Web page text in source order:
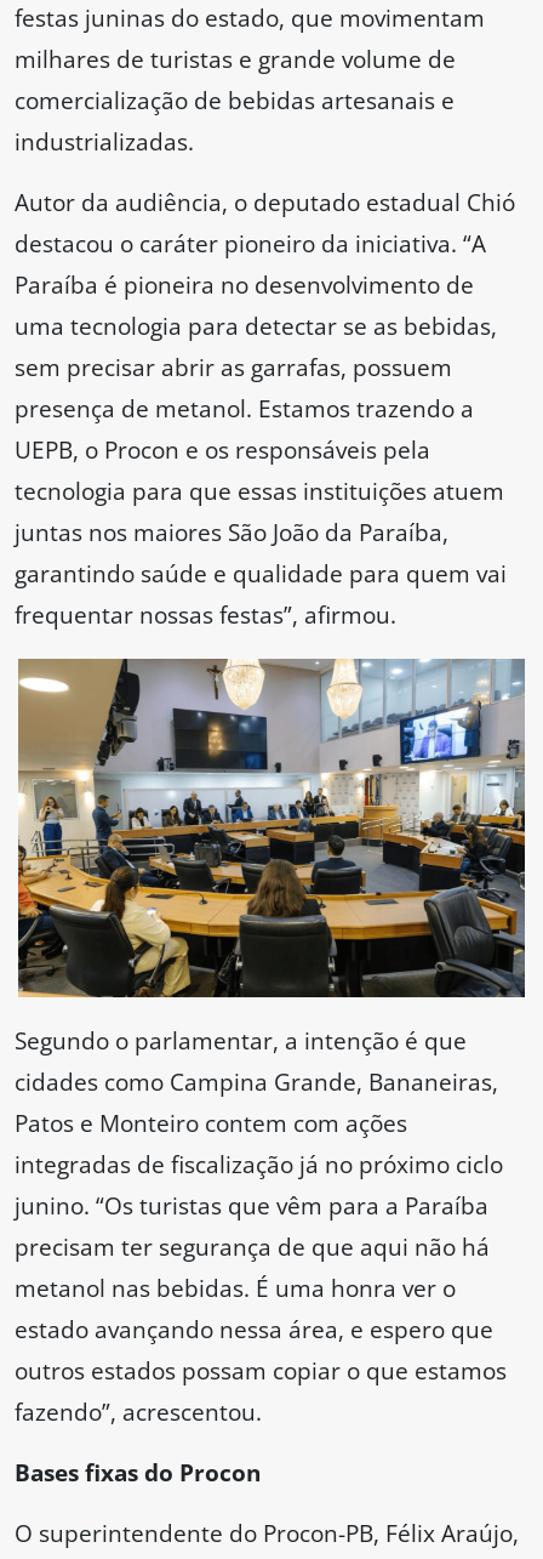
festas juninas do estado, que movimentam
milhares de turistas e grande volume de
comercialização de bebidas artesanais e
industrializadas.
Autor da audiência, o deputado estadual Chió
destacou o caráter pioneiro da iniciativa. “A
Paraíba é pioneira no desenvolvimento de
uma tecnologia para detectar se as bebidas,
sem precisar abrir as garrafas, possuem
presença de metanol. Estamos trazendo a
UEPB, o Procon e os responsáveis pela
tecnologia para que essas instituições atuem
juntas nos maiores São João da Paraíba,
garantindo saúde e qualidade para quem vai
frequentar nossas festas”, afirmou.
Segundo o parlamentar, a intenção é que
cidades como Campina Grande, Bananeiras,
Patos e Monteiro contem com ações
integradas de fiscalização já no próximo ciclo
junino. “Os turistas que vêm para a Paraíba
precisam ter segurança de que aqui não há
metanol nas bebidas. É uma honra ver o
estado avançando nessa área, e espero que
outros estados possam copiar o que estamos
fazendo”, acrescentou.
Bases fixas do Procon
O superintendente do Procon-PB, Félix Araújo,